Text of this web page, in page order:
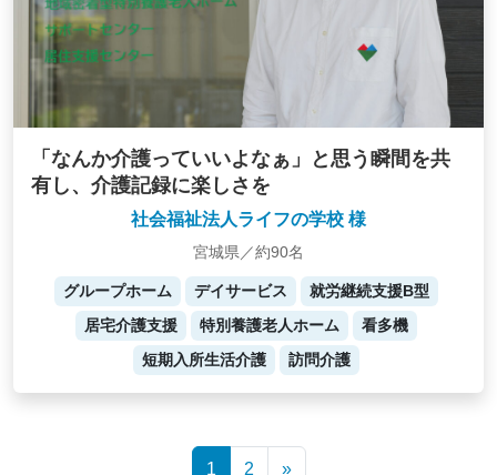
「なんか介護っていいよなぁ」と思う瞬間を共
有し、介護記録に楽しさを
社会福祉法人ライフの学校 様
宮城県／約90名
グループホーム デイサービス
就労継続支援B型
居宅介護支援
特別養護老人ホーム
看多機
短期入所生活介護
訪問介護
1 2 »